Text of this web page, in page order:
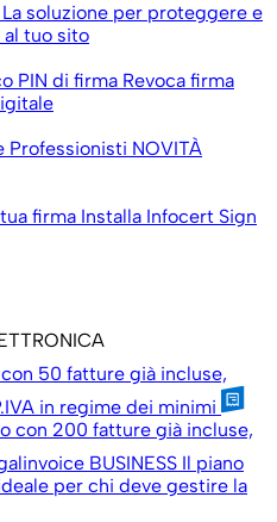
La soluzione per proteggere e
tuo sito
PIN di firma Revoca firma
Professionisti NOVITÀ
firma Installa Infocert Sign
50 fatture già incluse,
in regime dei minimi
con 200 fatture già incluse,
BUSINESS Il piano
per chi deve gestire la